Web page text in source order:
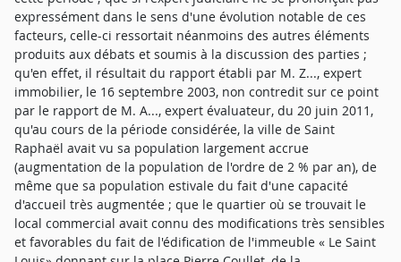
expressément dans le sens d'une évolution notable de ces
facteurs, celle-ci ressortait néanmoins des autres éléments
produits aux débats et soumis à la discussion des parties ;
qu'en effet, il résultait du rapport établi par M. Z..., expert
immobilier, le 16 septembre 2003, non contredit sur ce point
par le rapport de M. A..., expert évaluateur, du 20 juin 2011,
qu'au cours de la période considérée, la ville de Saint
Raphaël avait vu sa population largement accrue
(augmentation de la population de l'ordre de 2 % par an), de
même que sa population estivale du fait d'une capacité
d'accueil très augmentée ; que le quartier où se trouvait le
local commercial avait connu des modifications très sensibles
et favorables du fait de l'édification de l'immeuble « Le Saint